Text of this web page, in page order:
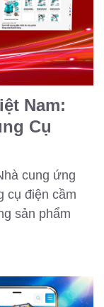
Nam:
Cụ
cung ứng
cụ điện cầm
sản phẩm